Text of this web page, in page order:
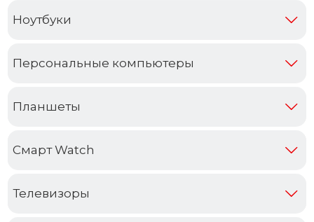
Ноутбуки
Персональные компьютеры
Планшеты
Смарт Watch
Телевизоры